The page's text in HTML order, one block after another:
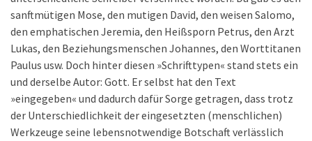
sanftmütigen Mose, den mutigen David, den weisen Salomo,
den emphatischen Jeremia, den Heißsporn Petrus, den Arzt
Lukas, den Beziehungsmenschen Johannes, den Worttitanen
Paulus usw. Doch hinter diesen »Schrifttypen« stand stets ein
und derselbe Autor: Gott. Er selbst hat den Text
»eingegeben« und dadurch dafür Sorge getragen, dass trotz
der Unterschiedlichkeit der eingesetzten (menschlichen)
Werkzeuge seine lebensnotwendige Botschaft verlässlich